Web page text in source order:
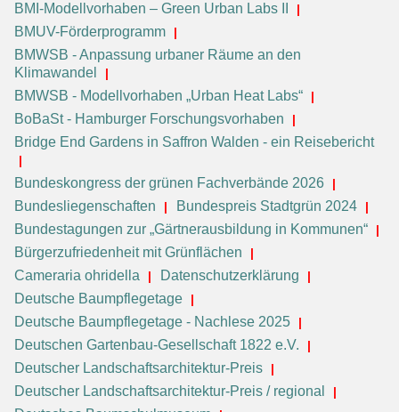
BMI-Modellvorhaben – Green Urban Labs II
BMUV-Förderprogramm
BMWSB - Anpassung urbaner Räume an den
Klimawandel
BMWSB - Modellvorhaben „Urban Heat Labs“
BoBaSt - Hamburger Forschungsvorhaben
Bridge End Gardens in Saffron Walden - ein Reisebericht
Bundeskongress der grünen Fachverbände 2026
Bundesliegenschaften
Bundespreis Stadtgrün 2024
Bundestagungen zur „Gärtnerausbildung in Kommunen“
Bürgerzufriedenheit mit Grünflächen
Cameraria ohridella
Datenschutzerklärung
Deutsche Baumpflegetage
Deutsche Baumpflegetage - Nachlese 2025
Deutschen Gartenbau-Gesellschaft 1822 e.V.
Deutscher Landschaftsarchitektur-Preis
Deutscher Landschaftsarchitektur-Preis / regional